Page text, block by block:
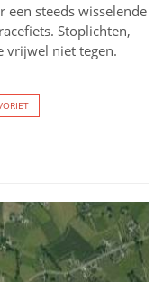
een steeds wisselende
Stoplichten,
vrijwel niet tegen.